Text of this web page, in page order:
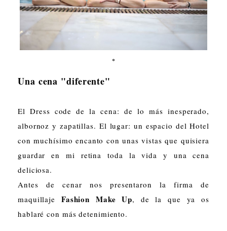
*
Una cena "diferente"
El Dress code de la cena: de lo más inesperado,
albornoz y zapatillas. El lugar: un espacio del Hotel
con muchísimo encanto con unas vistas que quisiera
guardar en mi retina toda la vida y una cena
deliciosa.
Antes de cenar nos presentaron la firma de
maquillaje Fashion Make Up, de la que ya os
hablaré con más detenimiento.